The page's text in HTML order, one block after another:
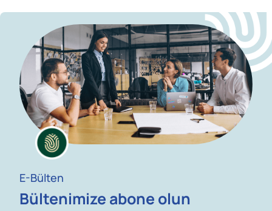
E-Bülten
Bültenimize abone olun